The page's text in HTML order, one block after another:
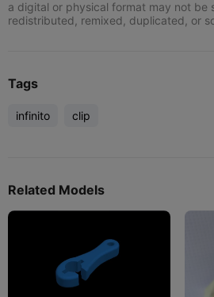
a digital or physical format may not be
redistributed, remixed, duplicated, or
Tags
infinito clip
Related Models